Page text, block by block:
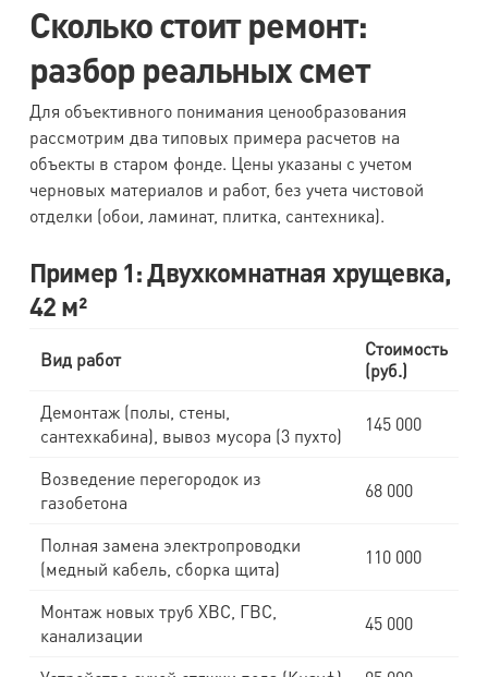
Сколько стоит ремонт:
разбор реальных смет
Для объективного понимания ценообразования
рассмотрим два типовых примера расчетов на
объекты в старом фонде. Цены указаны с учетом
черновых материалов и работ, без учета чистовой
отделки (обои, ламинат, плитка, сантехника).
Пример 1: Двухкомнатная хрущевка,
42 м²
Вид работ
Стоимость
(руб.)
Демонтаж (полы, стены,
сантехкабина), вывоз мусора (3 пухто)
145 000
Возведение перегородок из
газобетона
68 000
Полная замена электропроводки
(медный кабель, сборка щита)
110 000
Монтаж новых труб ХВС, ГВС,
канализации
45 000